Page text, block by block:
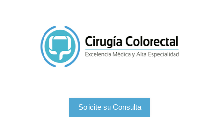
Solicite su Consulta